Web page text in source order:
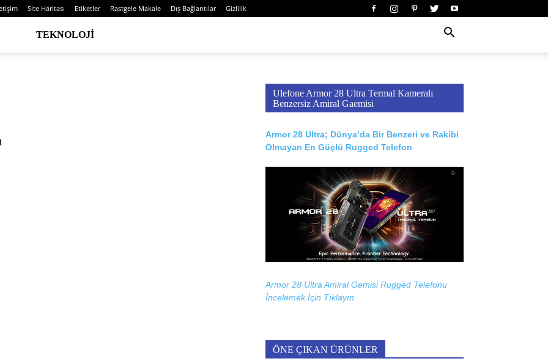
Site Haritası Etiketler Rastgele Makale Dış Bağlantılar Gizlilik
TEKNOLOJI
Ulefone Armor 28 Ultra Termal Kameralı
Benzersiz Amiral Gaemisi
Armor 28 Ultra; Dünya’da Bir Benzeri ve Rakibi
Olmayan En Güçlü Rugged Telefon
Armor 28 Ultra Amiral Gemisi Rugged Telefonu
İncelemek İçin Tıklayın
ÖNE ÇIKAN ÜRÜNLER